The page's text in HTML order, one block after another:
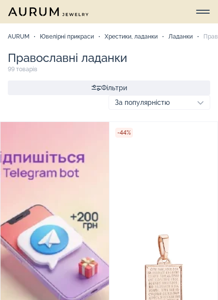
AURUM Ювелірні прикраси Хрестики, ладанки Ладанки
Православні ладанки
99 товарів
Фільтри
-44%